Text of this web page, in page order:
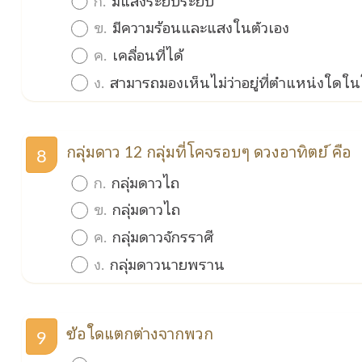
ข. มีความร้อนและแสงในตัวเอง
ค. เคลื่อนที่ได้
ง. สามารถมองเห็นไม่ว่าอยู่ที่ตำแหน่งใดใ
8
กลุ่มดาว 12 กลุ่มที่โคจรอบๆ ดวงอาทิตย์ คือ
ก. กลุ่มดาวไถ
ข. กลุ่มดาวไถ
ค. กลุ่มดาวจักรราศี
ง. กลุ่มดาวนายพราน
9
ข้อใดแตกต่างจากพวก